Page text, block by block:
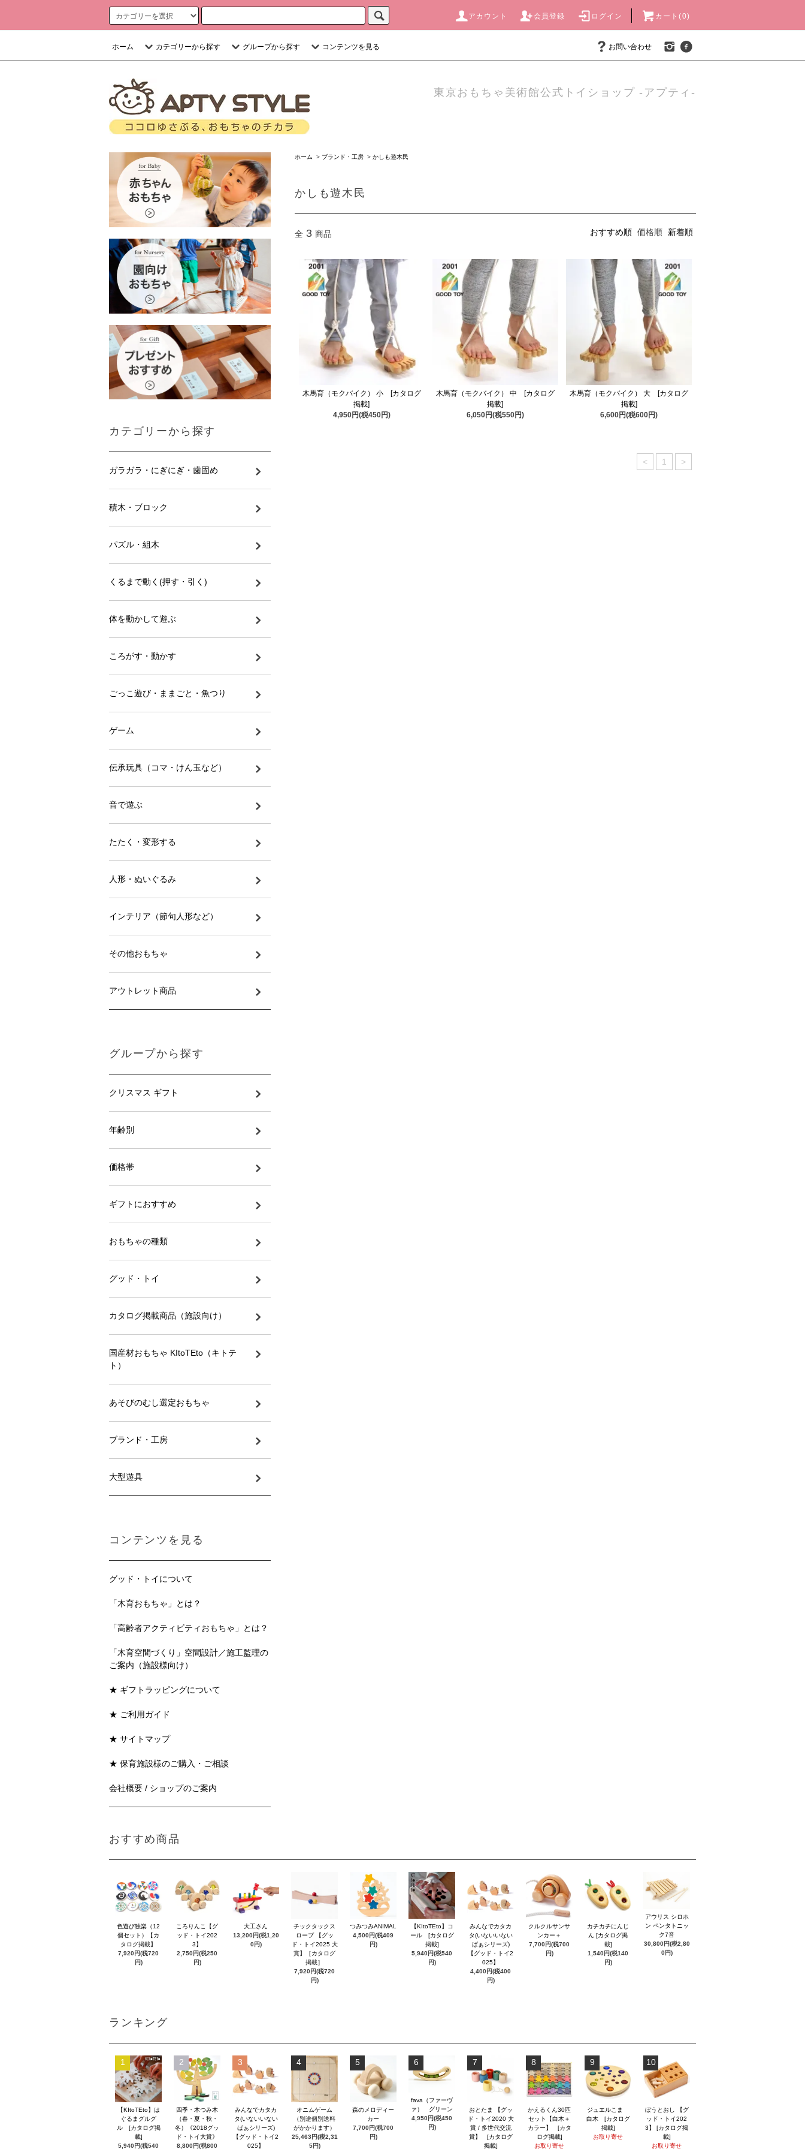
アカウント 会員登録 ログイン カート(0)
ホーム カテゴリーから探す グループから探す コンテンツを見る お問い合わせ
東京おもちゃ美術館公式トイショップ -アプティ-
ホーム > ブランド・工房 > かしも遊木民
かしも遊木民
全 3 商品 おすすめ順 価格順 新着順
木馬育（モクバイク） 小 [カタログ
掲載]
4,950円(税450円)
木馬育（モクバイク） 中 [カタログ
掲載]
6,050円(税550円)
木馬育（モクバイク） 大 [カタログ
掲載]
6,600円(税600円)
< 1 >
カテゴリーから探す
ガラガラ・にぎにぎ・歯固め
積木・ブロック
パズル・組木
くるまで動く(押す・引く)
体を動かして遊ぶ
ころがす・動かす
ごっこ遊び・ままごと・魚つり
ゲーム
伝承玩具（コマ・けん玉など）
音で遊ぶ
たたく・変形する
人形・ぬいぐるみ
インテリア（節句人形など）
その他おもちゃ
アウトレット商品
グループから探す
クリスマス ギフト
年齢別
価格帯
ギフトにおすすめ
おもちゃの種類
グッド・トイ
カタログ掲載商品（施設向け）
国産材おもちゃ KItoTEto（キトテ
ト）
あそびのむし選定おもちゃ
ブランド・工房
大型遊具
コンテンツを見る
グッド・トイについて
「木育おもちゃ」とは？
「高齢者アクティビティおもちゃ」とは？
「木育空間づくり」空間設計／施工監理の
ご案内（施設様向け）
★ ギフトラッピングについて
★ ご利用ガイド
★ サイトマップ
★ 保育施設様のご購入・ご相談
会社概要 / ショップのご案内
おすすめ商品
色遊び独楽（12
個セット）【カ
タログ掲載】
7,920円(税720
円)
ころりんこ【グ
ッド・トイ202
3】
2,750円(税250
円)
大工さん
13,200円(税1,20
0円)
チックタックス
ロープ 【グッ
ド・トイ2025 大
賞】［カタログ
掲載］
7,920円(税720
円)
つみつみANIMAL
4,500円(税409
円)
【KItoTEto】コ
ール [カタログ
掲載]
5,940円(税540
円)
みんなでカタカ
タ(いないいない
ばぁシリーズ)
【グッド・トイ2
025】
4,400円(税400
円)
クルクルサンサ
ンカー＋
7,700円(税700
円)
カチカチにんじ
ん [カタログ掲
載]
1,540円(税140
円)
アウリス シロホ
ン ペンタトニッ
ク7音
30,800円(税2,80
0円)
ランキング
1
【KItoTEto】は
ぐるまグルグ
ル [カタログ掲
載]
5,940円(税540
2
四季・木つみ木
（春・夏・秋・
冬）《2018グッ
ド・トイ大賞》
8,800円(税800
3
みんなでカタカ
タ(いないいない
ばぁシリーズ)
【グッド・トイ2
025】
4
オニムゲーム
（別途個別送料
がかかります）
25,463円(税2,31
5円)
5
森のメロディー
カー
7,700円(税700
円)
6
fava（ファーヴ
ァ） グリーン
4,950円(税450
円)
7
おとたま 【グッ
ド・トイ2020 大
賞 / 多世代交流
賞】 [カタログ
掲載]
8
かえるくん30匹
セット【白木＋
カラー】 [カタ
ログ掲載]
お取り寄せ
9
ジュエルこま
白木 [カタログ
掲載]
お取り寄せ
10
ぼうとおし 【グ
ッド・トイ202
3】 [カタログ掲
載]
お取り寄せ